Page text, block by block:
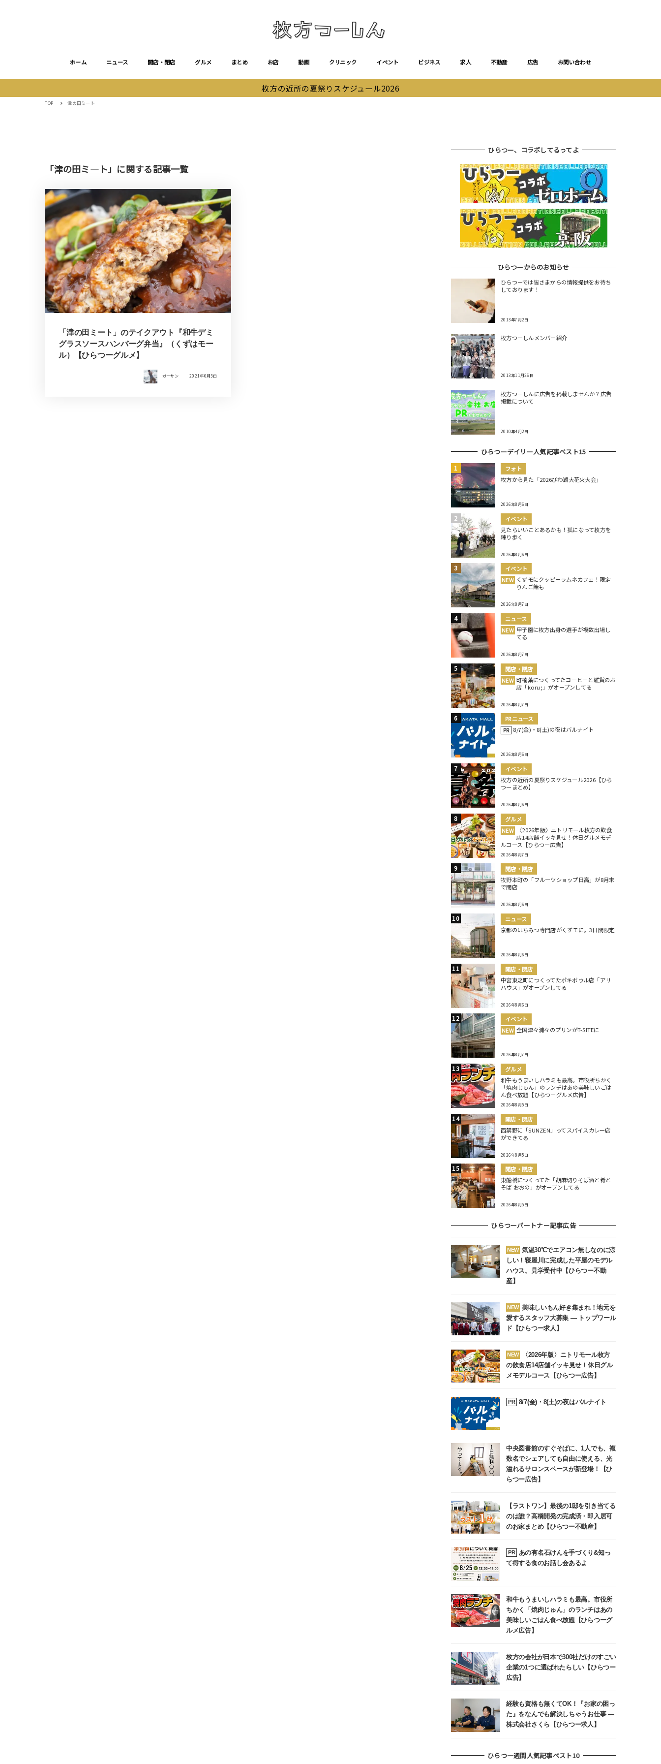
ホーム ニュース 開店・閉店 グルメ まとめ お店 動画 クリニック イベント ビジネス 求人 不動産 広告 お問い合わせ
枚方の近所の夏祭りスケジュール2026
TOP 津の田ミ―ト
「津の田ミ―ト」に関する記事一覧
「津の田ミート」のテイクアウト『和牛デミ
グラスソースハンバーグ弁当』（くずはモー
ル）【ひらつーグルメ】
ガーサン 2021年6月3日
ひらつー、コラボしてるってよ
ひらつーからのお知らせ
ひらつーでは皆さまからの情報提供をお待ち
しております！
2013年7月2日
枚方つーしんメンバー紹介
2013年11月26日
枚方つーしんに広告を掲載しませんか？広告
掲載について
2010年4月2日
ひらつーデイリー人気記事ベスト15
フォト
枚方から見た「2026びわ湖大花火大会」
2026年8月6日
イベント
見たらいいことあるかも！狐になって枚方を
練り歩く
2026年8月6日
イベント
NEW くずモにクッピーラムネカフェ！限定
りんご飴も
2026年8月7日
ニュース
NEW 甲子園に枚方出身の選手が複数出場し
てる
2026年8月7日
開店・閉店
NEW 町楠葉につくってたコーヒーと雑貨のお
店「koru;」がオープンしてる
2026年8月7日
PRニュース
PR 8/7(金)・8(土)の夜はバルナイト
2026年8月6日
イベント
枚方の近所の夏祭りスケジュール2026【ひら
つーまとめ】
2026年8月6日
グルメ
NEW
〈2026年版〉ニトリモール枚方の飲食
店14店舗イッキ見せ！休日グルメモデ
ルコース【ひらつー広告】
2026年8月7日
開店・閉店
牧野本町の「フルーツショップ日高」が8月末
で閉店
2026年8月6日
ニュース
京都のはちみつ専門店がくずモに。3日間限定
2026年8月6日
開店・閉店
中宮東之町につくってたポキボウル店「アリ
ハウス」がオープンしてる
2026年8月6日
イベント
NEW 全国津々浦々のプリンがT-SITEに
2026年8月7日
グルメ
和牛もうまいしハラミも最高。市役所ちかく
「焼肉じゅん」のランチはあの美味しいごは
ん食べ放題【ひらつーグルメ広告】
2026年8月5日
開店・閉店
西禁野に「SUNZEN」ってスパイスカレー店
ができてる
2026年8月5日
開店・閉店
東船橋につくってた「胡麻切りそば酒と肴と
そば おおの」がオープンしてる
2026年8月5日
ひらつーパートナー記事広告
NEW 気温30℃でエアコン無しなのに涼
しい！寝屋川に完成した平屋のモデル
ハウス。見学受付中【ひらつー不動
産】
NEW 美味しいもん好き集まれ！地元を
愛するスタッフ大募集 ― トップワール
ド【ひらつー求人】
NEW
〈2026年版〉ニトリモール枚方
の飲食店14店舗イッキ見せ！休日グル
メモデルコース【ひらつー広告】
PR 8/7(金)・8(土)の夜はバルナイト
中央図書館のすぐそばに、1人でも、複
数名でシェアしても自由に使える、光
溢れるサロンスペースが新登場！【ひ
らつー広告】
【ラストワン】最後の1邸を引き当てる
のは誰？高橋開発の完成済・即入居可
のお家まとめ【ひらつー不動産】
PR
あの有名石けんを手づくり&知っ
て得する食のお話し会あるよ
和牛もうまいしハラミも最高。市役所
ちかく「焼肉じゅん」のランチはあの
美味しいごはん食べ放題【ひらつーグ
ルメ広告】
枚方の会社が日本で300社だけのすごい
企業の1つに選ばれたらしい【ひらつー
広告】
経験も資格も無くてOK！『お家の困っ
た』をなんでも解決しちゃうお仕事 ―
株式会社さくら【ひらつー求人】
ひらつー週間人気記事ベスト10